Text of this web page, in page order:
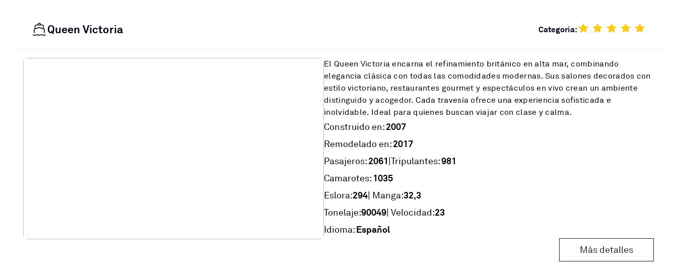
Queen Victoria Categoría:
El Queen Victoria encarna el refinamiento británico en alta mar, combinando
elegancia clásica con todas las comodidades modernas. Sus salones decorados con
estilo victoriano, restaurantes gourmet y espectáculos en vivo crean un ambiente
distinguido y acogedor. Cada travesía ofrece una experiencia sofisticada e
inolvidable. Ideal para quienes buscan viajar con clase y calma.
Construido en:2007
Remodelado en:2017
Pasajeros:2061|Tripulantes:981
Camarotes: 1035
Eslora:294| Manga:32,3
Tonelaje:90049| Velocidad:23
Idioma:Español
Más detalles